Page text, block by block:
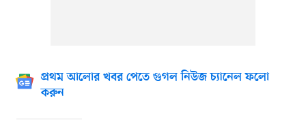
প্রথম আলোর খবর পেতে গুগল নিউজ চ্যানেল ফলো
করুন